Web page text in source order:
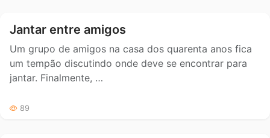
Jantar entre amigos
Um grupo de amigos na casa dos quarenta anos fica
um tempão discutindo onde deve se encontrar para
jantar. Finalmente, …
89